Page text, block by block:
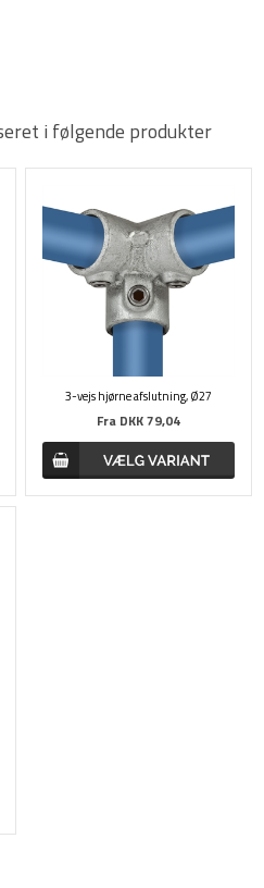
i følgende produkter
3-vejs hjørne afslutning, Ø27
Fra DKK 79,04